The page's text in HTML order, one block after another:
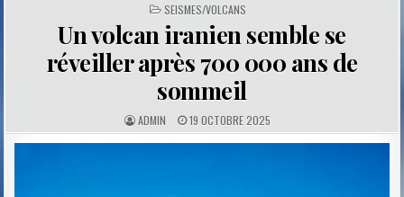
POSTED
IN
SEISMES/VOLCANS
Un volcan iranien semble se
réveiller après 700 000 ans de
sommeil
A
U
T
ADMIN P
U
B
19 OCTOBRE 2025